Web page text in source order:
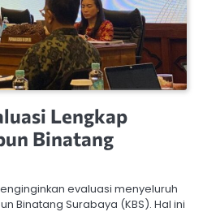
Lengkap
Binatang
evaluasi menyeluruh
Binatang Surabaya (KBS). Hal ini